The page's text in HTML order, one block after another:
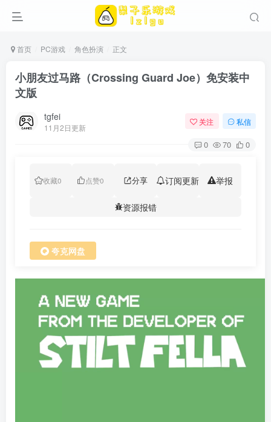
首页 PC游戏 角色扮演 正文
小朋友过马路（Crossing Guard Joe）免安装中
文版
tgfei
11月2日更新
关注 私信
0 70 0
收藏0 点赞0 分享 订阅更新 举报
资源报错
夸克网盘